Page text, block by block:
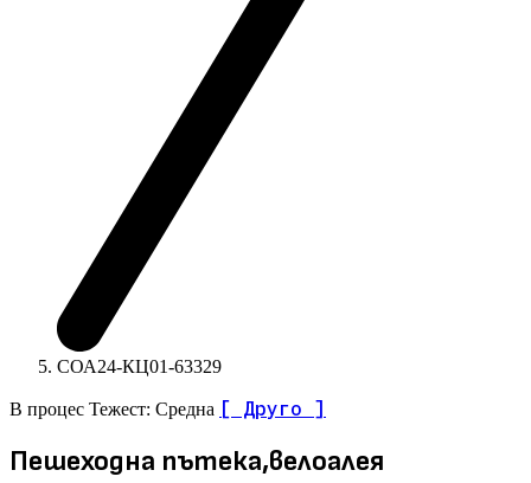
СОА24-КЦ01-63329
В процес Тежест: Средна [ Друго ]
Пешеходна пътека,велоалея